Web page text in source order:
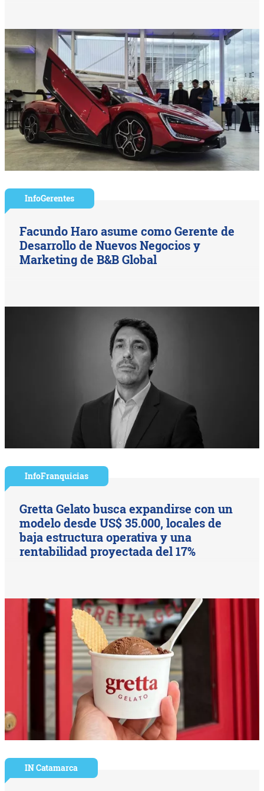
InfoGerentes
Facundo Haro asume como Gerente de
Desarrollo de Nuevos Negocios y
Marketing de B&B Global
InfoFranquicias
Gretta Gelato busca expandirse con un
modelo desde US$ 35.000, locales de
baja estructura operativa y una
rentabilidad proyectada del 17%
IN Catamarca